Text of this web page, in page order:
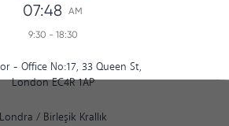
07:48 AM
9:30 - 18:30
- Office No:17, 33 Queen St,
London EC4R 1AP
Londra / Birleşik Krallık